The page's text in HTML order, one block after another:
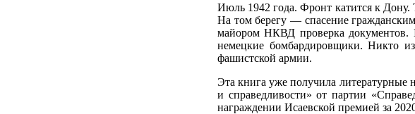
Июль 1942 года. Фронт катится к Дону.
На том берегу — спасение
майором НКВД проверка документов.
немецкие бомбардировщики. Никто
фашистской армии.
Эта книга уже получила литературные
и справедливости» от партии
награждении Исаевской премией за